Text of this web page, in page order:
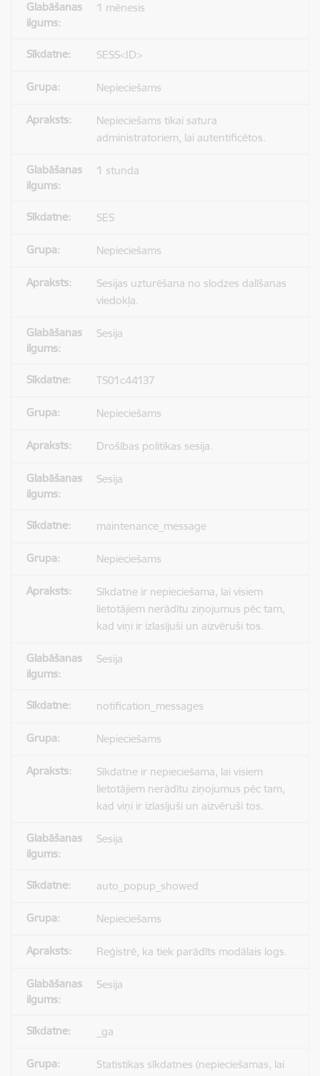
1 mēnesis
SESS<ID>
Nepieciešams
Nepieciešams tikai satura
administratoriem, lai autentificētos.
1 stunda
SES
Nepieciešams
Sesijas uzturēšana no slodzes dalīšanas
viedokļa.
Sesija
TS01c44137
Nepieciešams
Drošības politikas sesija.
Sesija
maintenance_message
Nepieciešams
Sīkdatne ir nepieciešama, lai visiem
lietotājiem nerādītu ziņojumus pēc tam,
kad viņi ir izlasījuši un aizvēruši tos.
Sesija
notification_messages
Nepieciešams
Sīkdatne ir nepieciešama, lai visiem
lietotājiem nerādītu ziņojumus pēc tam,
kad viņi ir izlasījuši un aizvēruši tos.
Sesija
auto_popup_showed
Nepieciešams
Reģistrē, ka tiek parādīts modālais logs.
Sesija
_ga
Statistikas sīkdatnes (nepieciešamas, lai